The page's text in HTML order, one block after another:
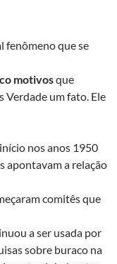
fenômeno que se
motivosque
Verdade um fato. Ele
nos anos 1950
apontavam a relação
comitês que
a ser usada por
sobre buraco na